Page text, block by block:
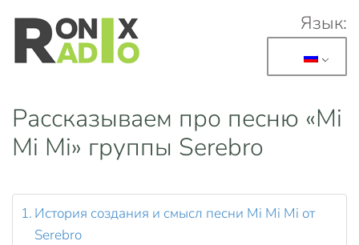
Перейти к основному содержанию
Язык:
Рассказываем про песню «Mi
Mi Mi» группы Serebro
История создания и смысл песни Mi Mi Mi от
Serebro